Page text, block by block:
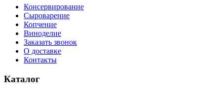
Консервирование
Сыроварение
Копчение
Виноделие
Заказать звонок
О доставке
Контакты
Каталог